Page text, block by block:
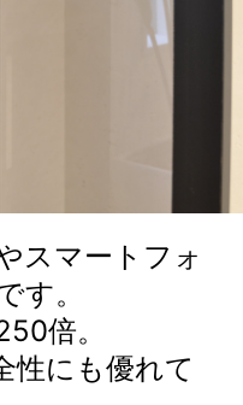
スマートフォ
す。
倍。
性にも優れて